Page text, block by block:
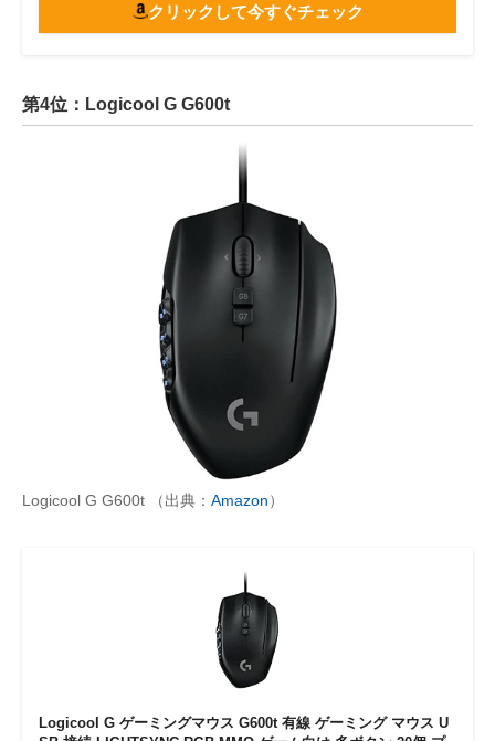
クリックして今すぐチェック
第4位：Logicool G G600t
Logicool G G600t （出典： Amazon）
Logicool G ゲーミングマウス G600t 有線 ゲーミング マウス U